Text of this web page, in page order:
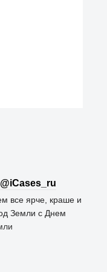
Твиттер «АйКейсес» ‏@iCases_ru
все ярче, краше и
Земли с Днем